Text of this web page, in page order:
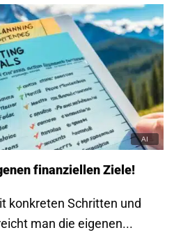
finanziellen Ziele!
konkreten Schritten und
man die eigenen...